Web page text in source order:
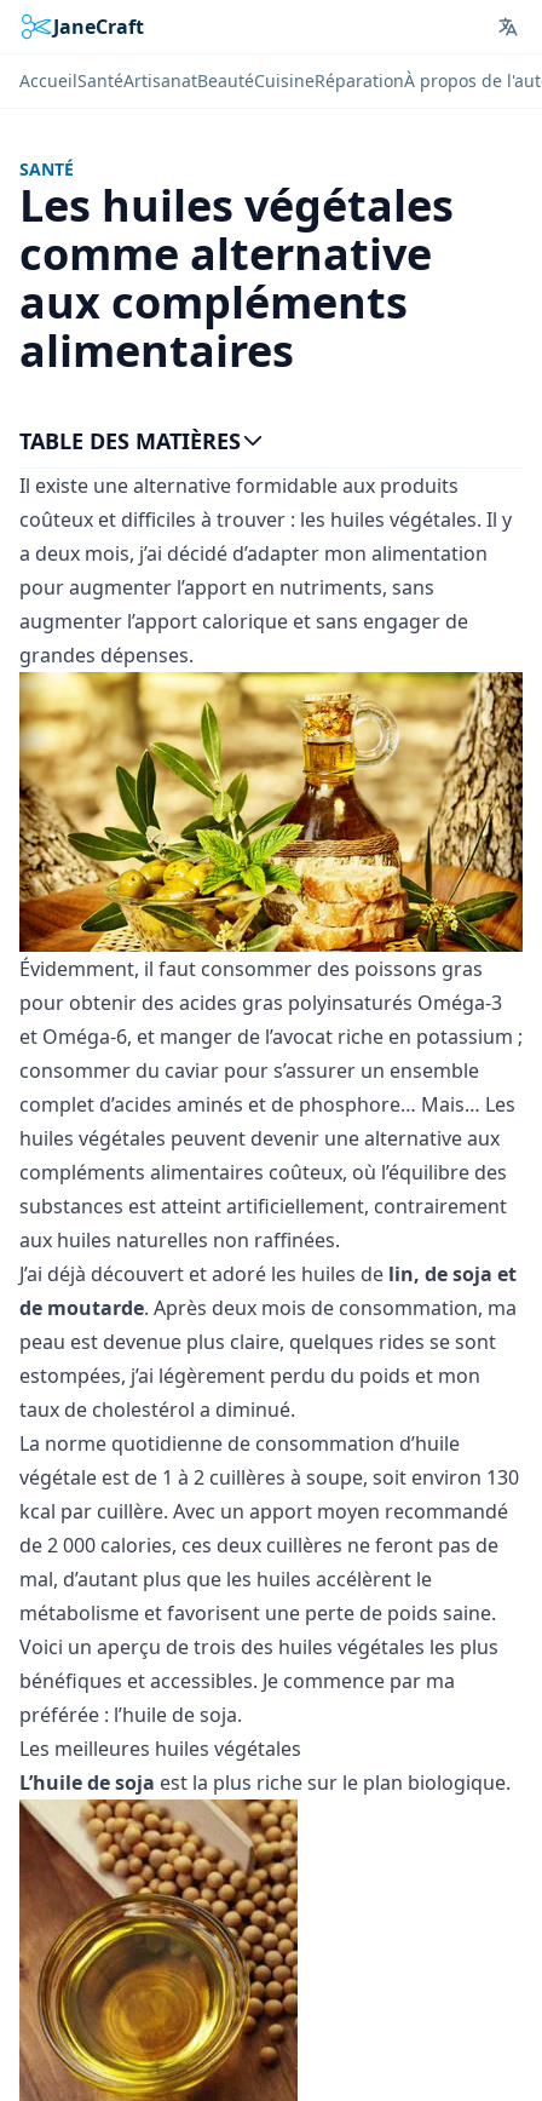
JaneCraft
AccueilSantéArtisanatBeautéCuisineRéparationÀ propos de
SANTÉ
Les huiles végétales
comme alternative
aux compléments
alimentaires
Il existe une alternative formidable aux produits
coûteux et difficiles à trouver : les huiles végétales. Il y
a deux mois, j’ai décidé d’adapter mon alimentation
pour augmenter l’apport en nutriments, sans
augmenter l’apport calorique et sans engager de
grandes dépenses.
Évidemment, il faut consommer des poissons gras
pour obtenir des acides gras polyinsaturés Oméga-3
et Oméga-6, et manger de l’avocat riche en potassium ;
consommer du caviar pour s’assurer un ensemble
complet d’acides aminés et de phosphore… Mais… Les
huiles végétales peuvent devenir une alternative aux
compléments alimentaires coûteux, où l’équilibre des
substances est atteint artificiellement, contrairement
aux huiles naturelles non raffinées.
J’ai déjà découvert et adoré les huiles de lin, de soja et
de moutarde. Après deux mois de consommation, ma
peau est devenue plus claire, quelques rides se sont
estompées, j’ai légèrement perdu du poids et mon
taux de cholestérol a diminué.
La norme quotidienne de consommation d’huile
végétale est de 1 à 2 cuillères à soupe, soit environ 130
kcal par cuillère. Avec un apport moyen recommandé
de 2 000 calories, ces deux cuillères ne feront pas de
mal, d’autant plus que les huiles accélèrent le
métabolisme et favorisent une perte de poids saine.
Voici un aperçu de trois des huiles végétales les plus
bénéfiques et accessibles. Je commence par ma
préférée : l’huile de soja.
Les meilleures huiles végétales
L’huile de soja est la plus riche sur le plan biologique.
TABLE DES MATIÈRES